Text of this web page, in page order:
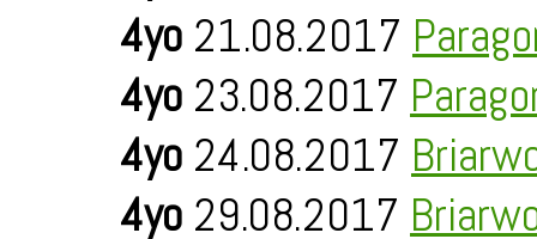
4yo 21.08.2017
4yo 23.08.2017
4yo 24.08.2017
4yo 29.08.2017